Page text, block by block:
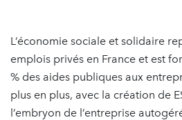
L’économie sociale et solidaire
emplois privés en France et est
% des aides publiques aux
plus en plus, avec la création de
l’embryon de l’entreprise